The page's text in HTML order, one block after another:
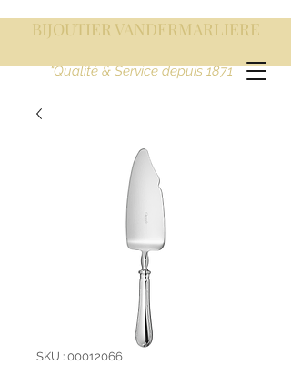
BIJOUTIER VANDERMARLIERE
"Qualité & Service depuis 1871
SKU : 00012066